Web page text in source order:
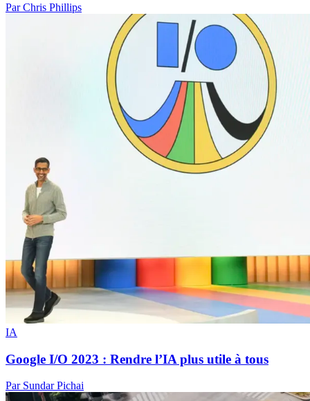
Par Chris Phillips
IA
Google I/O 2023 : Rendre l’IA plus utile à tous
Par Sundar Pichai